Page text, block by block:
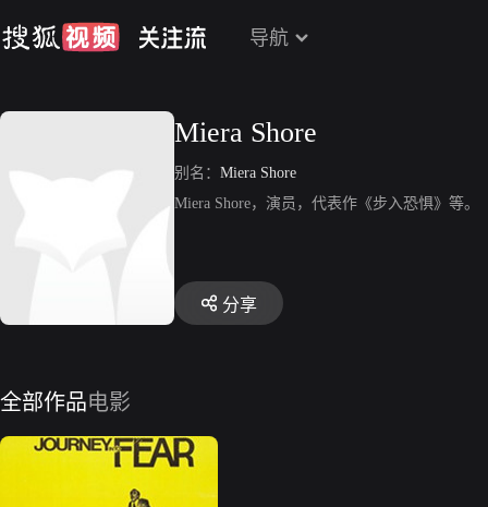
导航
Miera Shore
别名： Miera Shore
Miera Shore，演员，代表作《步入恐惧》等。
分享
全部作品电影